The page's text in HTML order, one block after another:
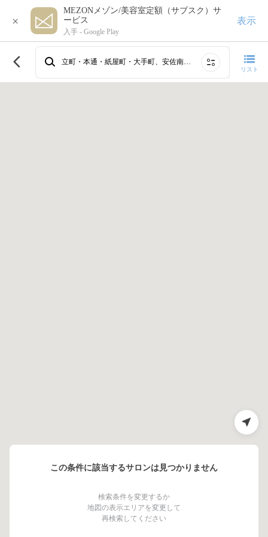
×
MEZONメゾン/美容室定額（サブスク）サ
ービス
入手 - Google Play
表示
立町・本通・紙屋町・大手町、安佐南区、西広島・井口・五日市、八丁堀・幟町・胡町、府中・海田・安芸区、袋町・中町・三川町・並木通り
リスト
このエリアで再検索する
この条件に該当するサロンは見つかりません
検索条件を変更するか
地図の表示エリアを変更して
再検索してください